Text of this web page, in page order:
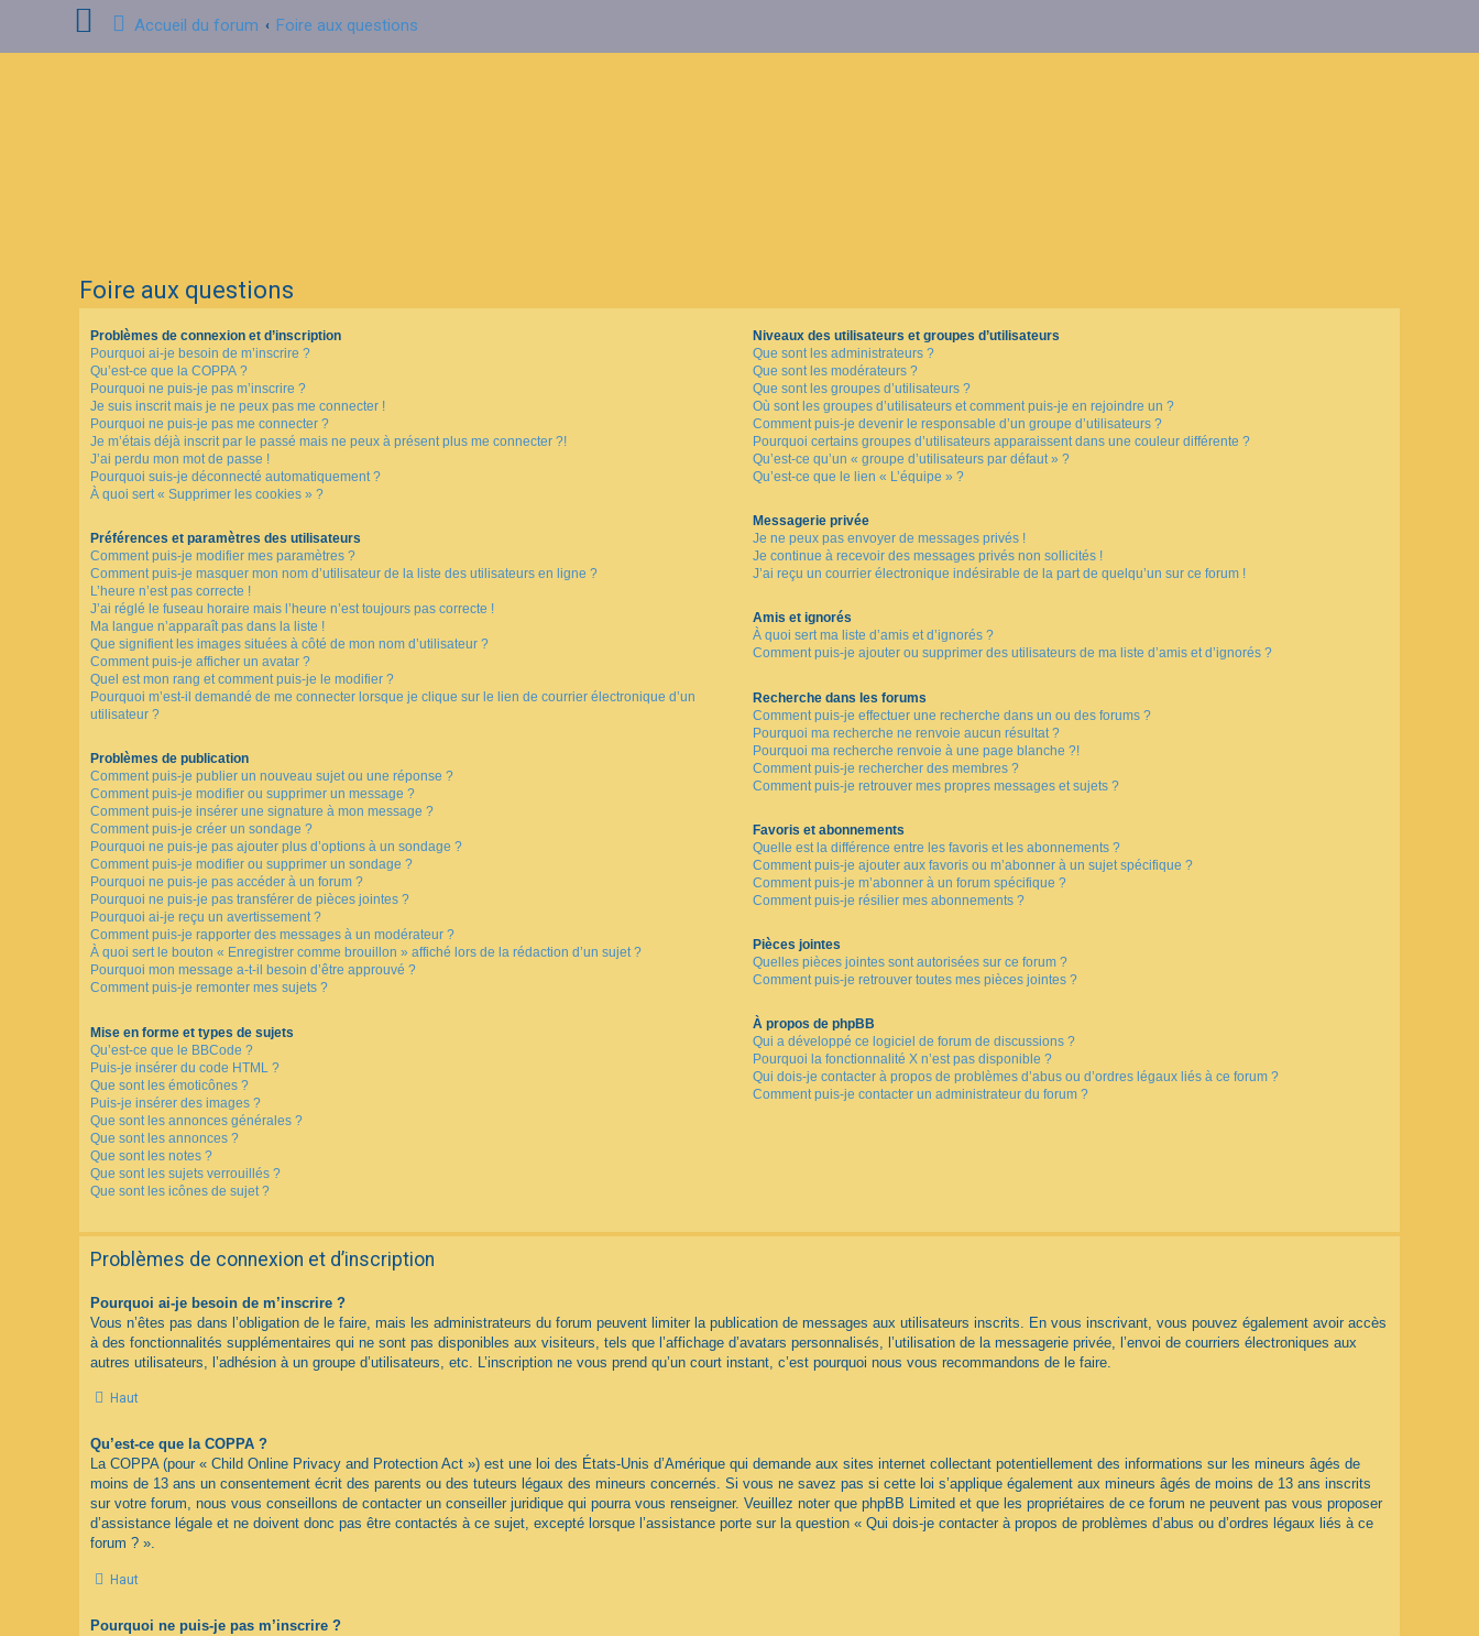
Accueil du forum Foire aux questions
Foire aux questions
Problèmes de connexion et d’inscription
Pourquoi ai-je besoin de m’inscrire ?
Qu’est-ce que la COPPA ?
Pourquoi ne puis-je pas m’inscrire ?
Je suis inscrit mais je ne peux pas me connecter !
Pourquoi ne puis-je pas me connecter ?
Je m’étais déjà inscrit par le passé mais ne peux à présent plus me connecter ?!
J’ai perdu mon mot de passe !
Pourquoi suis-je déconnecté automatiquement ?
À quoi sert « Supprimer les cookies » ?
Préférences et paramètres des utilisateurs
Comment puis-je modifier mes paramètres ?
Comment puis-je masquer mon nom d’utilisateur de la liste des utilisateurs en ligne ?
L’heure n’est pas correcte !
J’ai réglé le fuseau horaire mais l’heure n’est toujours pas correcte !
Ma langue n’apparaît pas dans la liste !
Que signifient les images situées à côté de mon nom d’utilisateur ?
Comment puis-je afficher un avatar ?
Quel est mon rang et comment puis-je le modifier ?
Pourquoi m’est-il demandé de me connecter lorsque je clique sur le lien de courrier électronique d’un
utilisateur ?
Problèmes de publication
Comment puis-je publier un nouveau sujet ou une réponse ?
Comment puis-je modifier ou supprimer un message ?
Comment puis-je insérer une signature à mon message ?
Comment puis-je créer un sondage ?
Pourquoi ne puis-je pas ajouter plus d’options à un sondage ?
Comment puis-je modifier ou supprimer un sondage ?
Pourquoi ne puis-je pas accéder à un forum ?
Pourquoi ne puis-je pas transférer de pièces jointes ?
Pourquoi ai-je reçu un avertissement ?
Comment puis-je rapporter des messages à un modérateur ?
À quoi sert le bouton « Enregistrer comme brouillon » affiché lors de la rédaction d’un sujet ?
Pourquoi mon message a-t-il besoin d’être approuvé ?
Comment puis-je remonter mes sujets ?
Mise en forme et types de sujets
Qu’est-ce que le BBCode ?
Puis-je insérer du code HTML ?
Que sont les émoticônes ?
Puis-je insérer des images ?
Que sont les annonces générales ?
Que sont les annonces ?
Que sont les notes ?
Que sont les sujets verrouillés ?
Que sont les icônes de sujet ?
Niveaux des utilisateurs et groupes d’utilisateurs
Que sont les administrateurs ?
Que sont les modérateurs ?
Que sont les groupes d’utilisateurs ?
Où sont les groupes d’utilisateurs et comment puis-je en rejoindre un ?
Comment puis-je devenir le responsable d’un groupe d’utilisateurs ?
Pourquoi certains groupes d’utilisateurs apparaissent dans une couleur différente ?
Qu’est-ce qu’un « groupe d’utilisateurs par défaut » ?
Qu’est-ce que le lien « L’équipe » ?
Messagerie privée
Je ne peux pas envoyer de messages privés !
Je continue à recevoir des messages privés non sollicités !
J’ai reçu un courrier électronique indésirable de la part de quelqu’un sur ce forum !
Amis et ignorés
À quoi sert ma liste d’amis et d’ignorés ?
Comment puis-je ajouter ou supprimer des utilisateurs de ma liste d’amis et d’ignorés ?
Recherche dans les forums
Comment puis-je effectuer une recherche dans un ou des forums ?
Pourquoi ma recherche ne renvoie aucun résultat ?
Pourquoi ma recherche renvoie à une page blanche ?!
Comment puis-je rechercher des membres ?
Comment puis-je retrouver mes propres messages et sujets ?
Favoris et abonnements
Quelle est la différence entre les favoris et les abonnements ?
Comment puis-je ajouter aux favoris ou m’abonner à un sujet spécifique ?
Comment puis-je m’abonner à un forum spécifique ?
Comment puis-je résilier mes abonnements ?
Pièces jointes
Quelles pièces jointes sont autorisées sur ce forum ?
Comment puis-je retrouver toutes mes pièces jointes ?
À propos de phpBB
Qui a développé ce logiciel de forum de discussions ?
Pourquoi la fonctionnalité X n’est pas disponible ?
Qui dois-je contacter à propos de problèmes d’abus ou d’ordres légaux liés à ce forum ?
Comment puis-je contacter un administrateur du forum ?
Problèmes de connexion et d’inscription
Pourquoi ai-je besoin de m’inscrire ?
Vous n’êtes pas dans l’obligation de le faire, mais les administrateurs du forum peuvent limiter la publication de messages aux utilisateurs inscrits. En vous inscrivant, vous pouvez également avoir accès
à des fonctionnalités supplémentaires qui ne sont pas disponibles aux visiteurs, tels que l’affichage d’avatars personnalisés, l’utilisation de la messagerie privée, l’envoi de courriers électroniques aux
autres utilisateurs, l’adhésion à un groupe d’utilisateurs, etc. L’inscription ne vous prend qu’un court instant, c’est pourquoi nous vous recommandons de le faire.
Haut
Qu’est-ce que la COPPA ?
La COPPA (pour « Child Online Privacy and Protection Act ») est une loi des États-Unis d’Amérique qui demande aux sites internet collectant potentiellement des informations sur les mineurs âgés de
moins de 13 ans un consentement écrit des parents ou des tuteurs légaux des mineurs concernés. Si vous ne savez pas si cette loi s’applique également aux mineurs âgés de moins de 13 ans inscrits
sur votre forum, nous vous conseillons de contacter un conseiller juridique qui pourra vous renseigner. Veuillez noter que phpBB Limited et que les propriétaires de ce forum ne peuvent pas vous proposer
d’assistance légale et ne doivent donc pas être contactés à ce sujet, excepté lorsque l’assistance porte sur la question « Qui dois-je contacter à propos de problèmes d’abus ou d’ordres légaux liés à ce
forum ? ».
Haut
Pourquoi ne puis-je pas m’inscrire ?